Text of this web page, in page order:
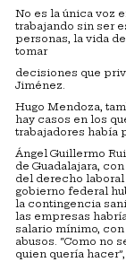
No es la única voz
trabajando sin ser
personas, la vida
tomar
decisiones que
Jiménez.
Hugo Mendoza,
hay casos en los
trabajadores había
Ángel Guillermo
de Guadalajara,
del derecho laboral
gobierno federal
la contingencia
las empresas
salario mínimo,
abusos. “Como no
quien quería